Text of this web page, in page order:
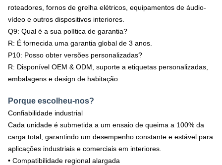
roteadores, fornos de grelha elétricos, equipamentos de áudio-
vídeo e outros dispositivos interiores.
Q9: Qual é a sua política de garantia?
R: É fornecida uma garantia global de 3 anos.
P10: Posso obter versões personalizadas?
R: Disponível OEM & ODM, suporte a etiquetas personalizadas,
embalagens e design de habitação.
Porque escolheu-nos?
Confiabilidade industrial
Cada unidade é submetida a um ensaio de queima a 100% da
carga total, garantindo um desempenho constante e estável para
aplicações industriais e comerciais em interiores.
• Compatibilidade regional alargada